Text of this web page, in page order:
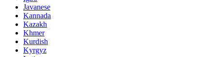
Javanese
Kannada
Kazakh
Khmer
Kurdish
Kyrgyz